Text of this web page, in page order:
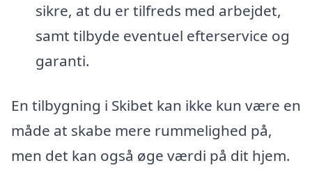
sikre, at du er tilfreds med arbejdet,
samt tilbyde eventuel efterservice og
garanti.
En tilbygning i Skibet kan ikke kun være en
måde at skabe mere rummelighed på,
men det kan også øge værdi på dit hjem.